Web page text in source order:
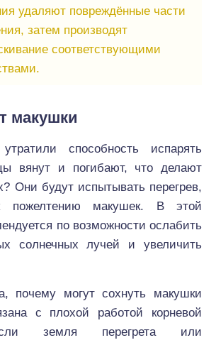
удаляют повреждённые части
затем производят
соответствующими
макушки
способность испарять
вянут и погибают, что делают
Они будут испытывать перегрев,
пожелтению макушек. В этой
по возможности ослабить
солнечных лучей и увеличить
почему могут сохнуть макушки
с плохой работой корневой
земля перегрета или